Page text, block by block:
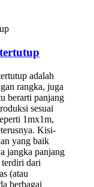
adalah
rangka, juga
berarti panjang
sesuai
1mx1m,
Kisi-
yang baik
jangka panjang
dari
(atau
berbagai